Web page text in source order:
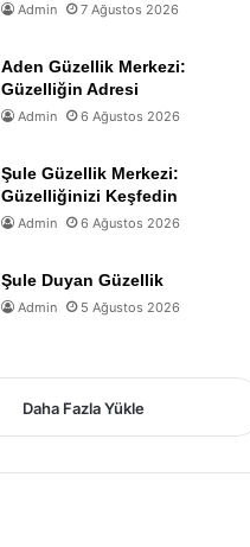
Admin 7 Ağustos 2026
Aden Güzellik Merkezi:
Güzelliğin Adresi
Admin 6 Ağustos 2026
Şule Güzellik Merkezi:
Güzelliğinizi Keşfedin
Admin 6 Ağustos 2026
Şule Duyan Güzellik
Admin 5 Ağustos 2026
Daha Fazla Yükle